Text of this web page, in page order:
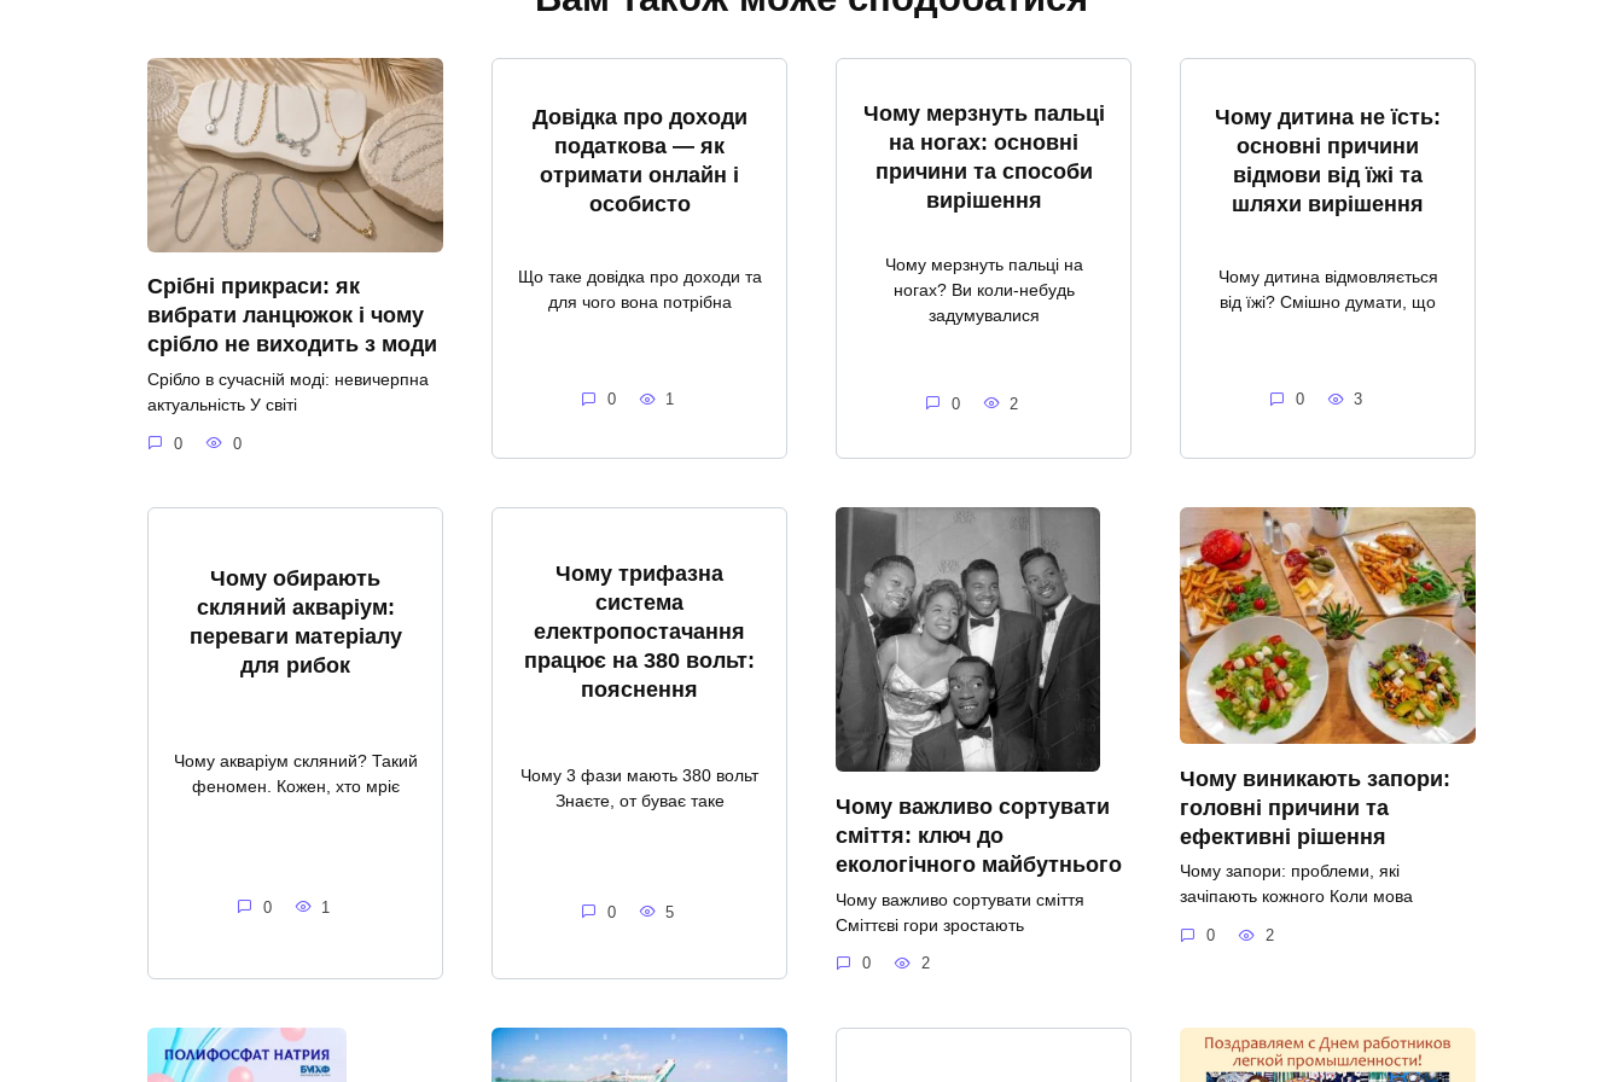
Срібні прикраси: як
вибрати ланцюжок і чому
срібло не виходить з моди
Срібло в сучасній моді: невичерпна
актуальність У світі
0 0
Довідка про доходи
податкова — як
отримати онлайн і
особисто
Що таке довідка про доходи та
для чого вона потрібна
0 1
Чому мерзнуть пальці
на ногах: основні
причини та способи
вирішення
Чому мерзнуть пальці на
ногах? Ви коли-небудь
задумувалися
0 2
Чому дитина не їсть:
основні причини
відмови від їжі та
шляхи вирішення
Чому дитина відмовляється
від їжі? Смішно думати, що
0 3
Чому обирають
скляний акваріум:
переваги матеріалу
для рибок
Чому акваріум скляний? Такий
феномен. Кожен, хто мріє
0 1
Чому трифазна
система
електропостачання
працює на 380 вольт:
пояснення
Чому 3 фази мають 380 вольт
Знаєте, от буває таке
0 5
Чому важливо сортувати
сміття: ключ до
екологічного майбутнього
Чому важливо сортувати сміття
Сміттєві гори зростають
0 2
Чому виникають запори:
головні причини та
ефективні рішення
Чому запори: проблеми, які
зачіпають кожного Коли мова
0 2